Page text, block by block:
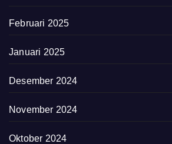
Februari 2025
Januari 2025
Desember 2024
November 2024
Oktober 2024